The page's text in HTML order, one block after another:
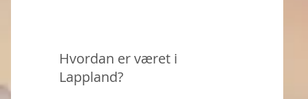
Hvordan er været i
Lappland?